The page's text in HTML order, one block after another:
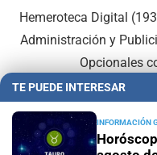
Hemeroteca Digital
Administración y
Opcionales
TE PUEDE INTERESAR
INFORMACIÓN